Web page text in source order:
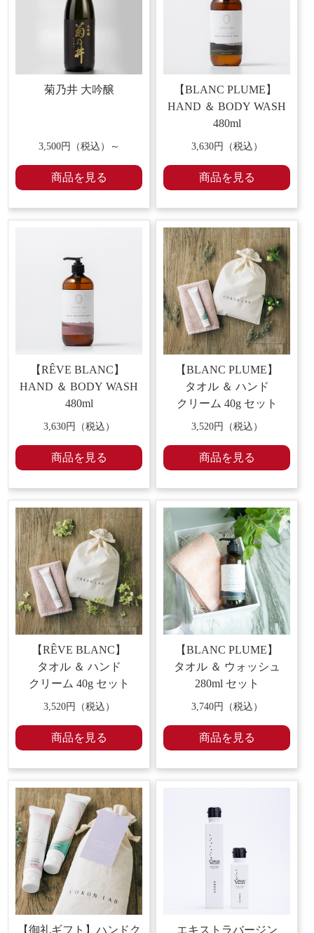
菊乃井 大吟醸
3,500円（税込）～
商品を見る
【BLANC PLUME】
HAND ＆ BODY WASH
480ml
3,630円（税込）
商品を見る
【RÊVE BLANC】
HAND ＆ BODY WASH
480ml
3,630円（税込）
商品を見る
【BLANC PLUME】
タオル ＆ ハンド
クリーム 40g セット
3,520円（税込）
商品を見る
【RÊVE BLANC】
タオル ＆ ハンド
クリーム 40g セット
3,520円（税込）
商品を見る
【BLANC PLUME】
タオル ＆ ウォッシュ
280ml セット
3,740円（税込）
商品を見る
【御礼ギフト】ハンドク エキストラバージン